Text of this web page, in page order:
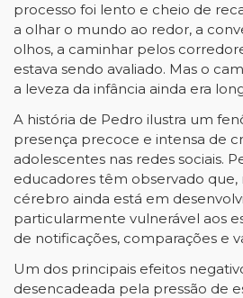
processo foi lento e cheio de
a olhar o mundo ao redor, a
olhos, a caminhar pelos
estava sendo avaliado. Mas o
a leveza da infância ainda era
A história de Pedro ilustra um
presença precoce e intensa de
adolescentes nas redes sociais.
educadores têm observado que,
cérebro ainda está em
particularmente vulnerável aos
de notificações, comparações e
Um dos principais efeitos
desencadeada pela pressão de